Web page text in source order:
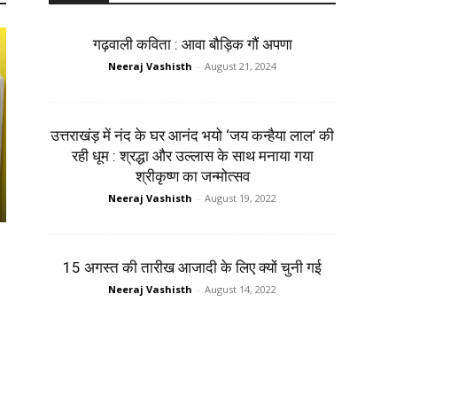
गढ़वाली कविता : आवा बौड़िक गौं अपणा
Neeraj Vashisth - August 21, 2024
उत्तराखंड़ में नंद के घर आनंद भयो ‘जय कन्हैया लाल’ की
रही धूम : श्रद्धा और उल्लास के साथ मनाया गया
श्रीकृष्ण का जन्मोत्सव
Neeraj Vashisth - August 19, 2022
15 अगस्त की तारीख आजादी के लिए क्यों चुनी गई
Neeraj Vashisth - August 14, 2022